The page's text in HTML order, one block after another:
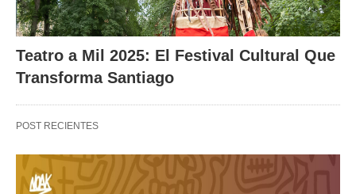
Teatro a Mil 2025: El Festival Cultural Que
Transforma Santiago
POST RECIENTES